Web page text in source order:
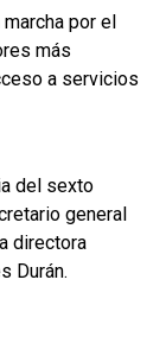
por el
más
a servicios
del sexto
general
directora
Durán.